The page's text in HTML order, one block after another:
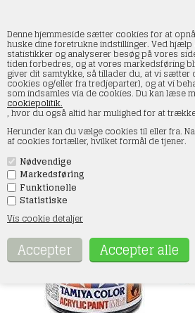
Denne hjemmeside sætter cookies for at
huske dine foretrukne indstillinger. Ved
statistikker og analyserer besøg på vores
tiden forbedres, og at vores markedsføring
giver dit samtykke, så tillader du, at vi sætter
cookies og/eller fra tredjeparter), og at vi
som indsamles via de cookies. Du kan læse
cookiepolitik.
, hvor du også altid har mulighed for at
Herunder kan du vælge cookies til eller fra.
af cookies fortæller, hvilket formål de tjener.
Nødvendige
Markedsføring
Funktionelle
Statistiske
Vis cookie detaljer
Tamiya 81725 Akryl maling,
10 ml
Forside»Maling og tilbehør»Tamiya»